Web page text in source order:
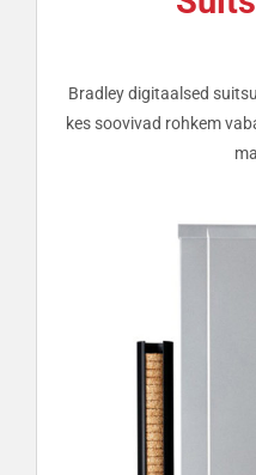
Bradley digitaalsed
kes soovivad rohkem